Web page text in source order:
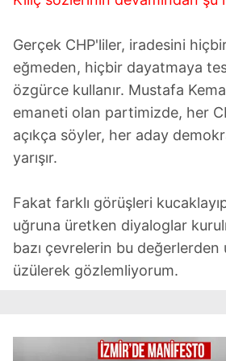
reklam/pazarlama faaliyetlerinin
Çerezlere ilişkin tercihlerinizi
vasıtasıyla belirleyebilirsiniz.
için Ayarlar butonuna tıklayabilir,
Metnimiziziyaret edebilirsiniz.
6698 sayılı Kişisel Verilerin
ilgili mevzuata uygun olarak
almak için lütfentıklayınız.
Gerçek CHP'liler, iradesini
eğmeden, hiçbir dayatmaya
özgürce kullanır. Mustafa
emaneti olan partimizde, her
açıkça söyler, her aday
yarışır.
Fakat farklı görüşleri
uğruna üretken diyaloglar
bazı çevrelerin bu değerlerden
üzülerek gözlemliyorum.